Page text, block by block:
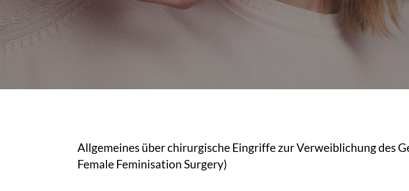
Allgemeines über chirurgische Eingriffe zur Verweiblichung des
Female Feminisation Surgery)